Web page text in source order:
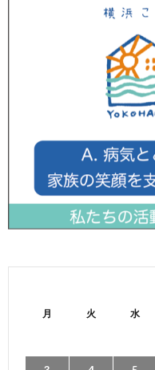
月 火 水